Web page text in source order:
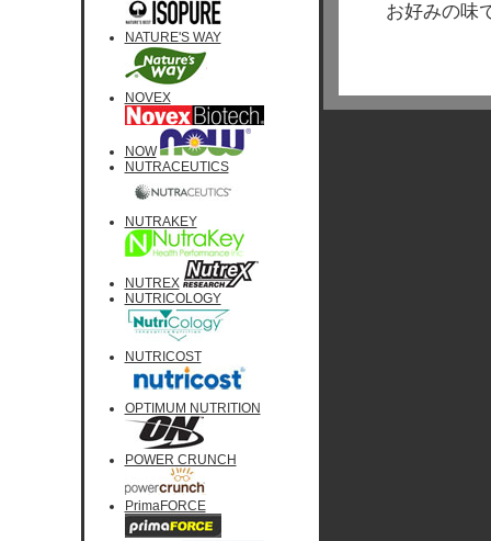
NATURE'S WAY
NOVEX
NOW
NUTRACEUTICS
NUTRAKEY
NUTREX
NUTRICOLOGY
NUTRICOST
OPTIMUM NUTRITION
POWER CRUNCH
PrimaFORCE
お好みの味